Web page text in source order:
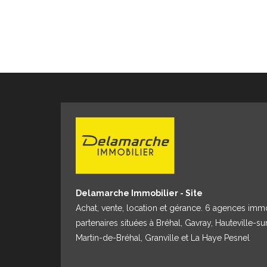
Delamarche Immobilier - Site
Achat, vente, location et gérance. 6 agences
partenaires situées à Bréhal, Gavray, Hauteville-
Martin-de-Bréhal, Granville et La Haye Pesnel